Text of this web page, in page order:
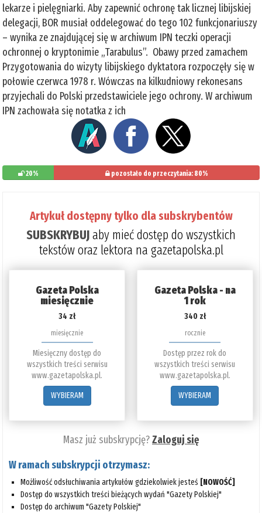
lekarze i pielęgniarki. Aby zapewnić ochronę tak licznej libijskiej
delegacji, BOR musiał oddelegować do tego 102 funkcjonariuszy
– wynika ze znajdującej się w archiwum IPN teczki operacji
ochronnej o kryptonimie „Tarabulus”. Obawy przed zamachem
Przygotowania do wizyty libijskiego dyktatora rozpoczęły się w
połowie czerwca 1978 r. Wówczas na kilkudniowy rekonesans
przyjechali do Polski przedstawiciele jego ochrony. W archiwum
IPN zachowała się notatka z ich
20% pozostało do przeczytania: 80%
Artykuł dostępny tylko dla subskrybentów
SUBSKRYBUJaby mieć dostęp do wszystkich
tekstów oraz lektora na gazetapolska.pl
Gazeta Polska
miesięcznie
34 zł
miesięcznie
Miesięczny dostęp do
wszystkich treści serwisu
www.gazetapolska.pl.
WYBIERAM
Gazeta Polska - na
1 rok
340 zł
rocznie
Dostęp przez rok do
wszystkich treści serwisu
www.gazetapolska.pl.
WYBIERAM
Masz już subskrypcję?Zaloguj się
W ramach subskrypcji otrzymasz:
Możliwość odsłuchiwania artykułów gdziekolwiek jesteś [NOWOŚĆ]
Dostęp do wszystkich treści bieżących wydań "Gazety Polskiej"
Dostęp do archiwum "Gazety Polskiej"